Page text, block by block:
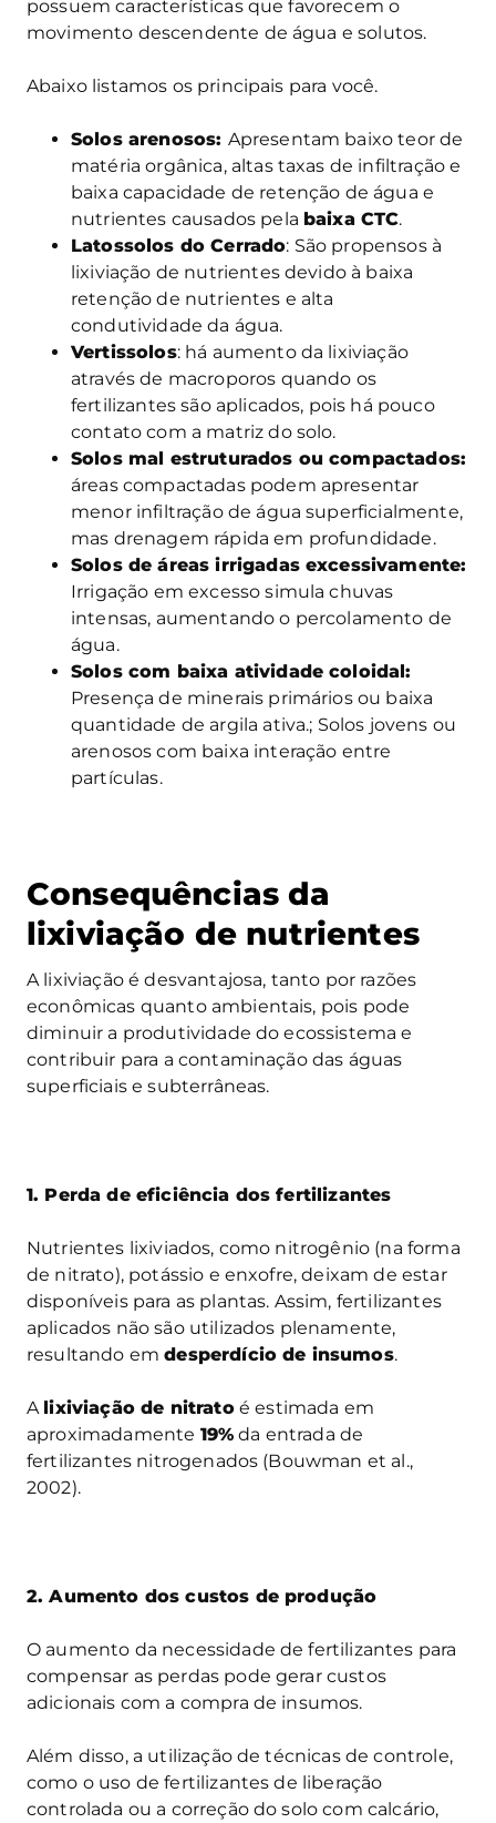
possuem características que favorecem o
movimento descendente de água e solutos.
Abaixo listamos os principais para você.
Solos arenosos: Apresentam baixo teor de
matéria orgânica, altas taxas de infiltração e
baixa capacidade de retenção de água e
nutrientes causados pela baixa CTC.
Latossolos do Cerrado: São propensos à
lixiviação de nutrientes devido à baixa
retenção de nutrientes e alta
condutividade da água.
Vertissolos: há aumento da lixiviação
através de macroporos quando os
fertilizantes são aplicados, pois há pouco
contato com a matriz do solo.
Solos mal estruturados ou compactados:
áreas compactadas podem apresentar
menor infiltração de água superficialmente,
mas drenagem rápida em profundidade.
Solos de áreas irrigadas excessivamente:
Irrigação em excesso simula chuvas
intensas, aumentando o percolamento de
água.
Solos com baixa atividade coloidal:
Presença de minerais primários ou baixa
quantidade de argila ativa.; Solos jovens ou
arenosos com baixa interação entre
partículas.
Consequências da
lixiviação de nutrientes
A lixiviação é desvantajosa, tanto por razões
econômicas quanto ambientais, pois pode
diminuir a produtividade do ecossistema e
contribuir para a contaminação das águas
superficiais e subterrâneas.
1. Perda de eficiência dos fertilizantes
Nutrientes lixiviados, como nitrogênio (na forma
de nitrato), potássio e enxofre, deixam de estar
disponíveis para as plantas. Assim, fertilizantes
aplicados não são utilizados plenamente,
resultando emdesperdício de insumos.
A lixiviação de nitratoé estimada em
aproximadamente 19% da entrada de
fertilizantes nitrogenados (Bouwman et al.,
2002).
2. Aumento dos custos de produção
O aumento da necessidade de fertilizantes para
compensar as perdas pode gerar custos
adicionais com a compra de insumos.
Além disso, a utilização de técnicas de controle,
como o uso de fertilizantes de liberação
controlada ou a correção do solo com calcário,